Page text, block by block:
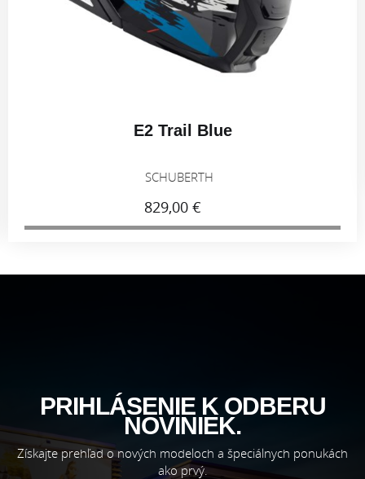
E2 Trail Blue
SCHUBERTH
829,00 €
PRIHLÁSENIE K ODBERU
NOVINIEK.
Získajte prehľad o nových modeloch a špeciálnych ponukách
ako prvý.